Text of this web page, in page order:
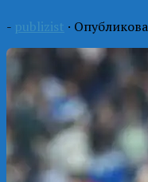
- publizist ·